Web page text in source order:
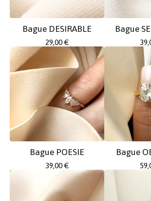
Bague DESIRABLE
29,00 €
Bague
Bague POESIE
39,00 €
Bague